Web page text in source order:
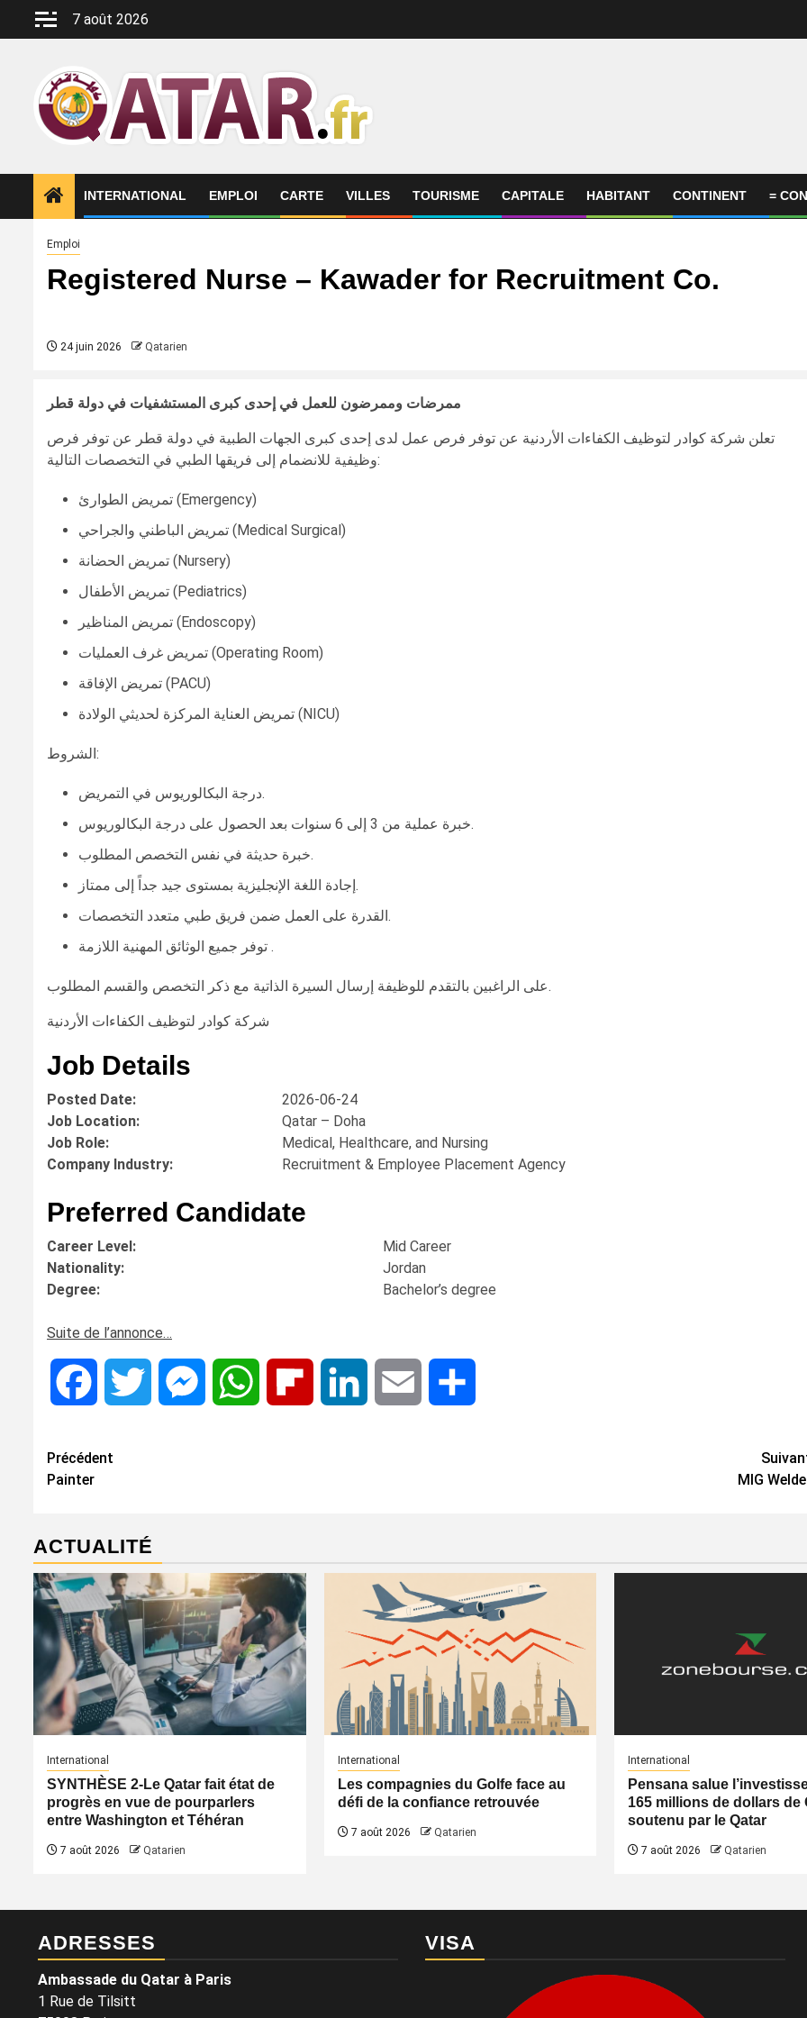
7 août 2026
INTERNATIONAL EMPLOI CARTE VILLES TOURISME CAPITALE HABITANT CONTINENT =
Emploi
Registered Nurse – Kawader for Recruitment Co.
24 juin 2026 Qatarien
ممرضات وممرضون للعمل في إحدى كبرى المستشفيات في دولة قطر
تعلن شركة كوادر لتوظيف الكفاءات الأردنية عن توفر فرص عمل لدى إحدى كبرى الجهات الطبية في دولة قطر عن توفر فرص
وظيفية للانضمام إلى فريقها الطبي في التخصصات التالية:
تمريض الطوارئ (Emergency)
تمريض الباطني والجراحي (Medical Surgical)
تمريض الحضانة (Nursery)
تمريض الأطفال (Pediatrics)
تمريض المناظير (Endoscopy)
تمريض غرف العمليات (Operating Room)
تمريض الإفاقة (PACU)
تمريض العناية المركزة لحديثي الولادة (NICU)
الشروط:
درجة البكالوريوس في التمريض.
خبرة عملية من 3 إلى 6 سنوات بعد الحصول على درجة البكالوريوس.
خبرة حديثة في نفس التخصص المطلوب.
إجادة اللغة الإنجليزية بمستوى جيد جداً إلى ممتاز.
القدرة على العمل ضمن فريق طبي متعدد التخصصات.
توفر جميع الوثائق المهنية اللازمة .
على الراغبين بالتقدم للوظيفة إرسال السيرة الذاتية مع ذكر التخصص والقسم المطلوب.
شركة كوادر لتوظيف الكفاءات الأردنية
Job Details
Posted Date:
2026-06-24
Job Location:
Qatar – Doha
Job Role:
Medical, Healthcare, and Nursing
Company Industry:
Recruitment & Employee Placement Agency
Preferred Candidate
Career Level:
Mid Career
Nationality:
Jordan
Degree:
Bachelor’s degree
Suite de l’annonce…
Facebook Twitter MessengerWhatsApp Flipboard LinkedIn Email
Navigation
d’article
Précédent
Painter
MIG
ACTUALITÉ
International
SYNTHÈSE 2-Le Qatar fait état de
progrès en vue de pourparlers
entre Washington et Téhéran
7 août 2026 Qatarien
International
Les compagnies du Golfe face au
défi de la confiance retrouvée
7 août 2026 Qatarien
International
Pensana salue
165 millions de dollars de
soutenu par le Qatar
7 août 2026 Qatarien
ADRESSES
Ambassade du Qatar à Paris
1 Rue de Tilsitt
VISA